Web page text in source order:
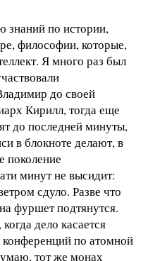
знаний по истории,
философии, которые,
Я много раз был
до своей
Кирилл, тогда еще
до последней минуты,
в блокноте делают, в
поколение
минут не высидит:
сдуло. Разве что
фуршет подтянутся.
дело касается
по атомной
тот же монах